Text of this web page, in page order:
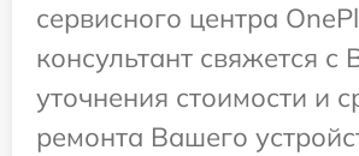
сервисного центра
консультант свяжется с
уточнения стоимости и
ремонта Вашего